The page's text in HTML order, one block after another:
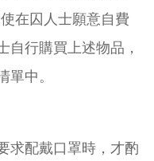
在囚人士願意自費
自行購買上述物品，
單中。
求配戴口罩時，才酌